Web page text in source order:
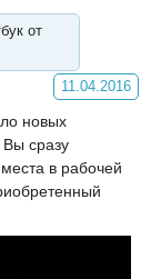
от
11.04.2016
новых
. Вы сразу
в рабочей